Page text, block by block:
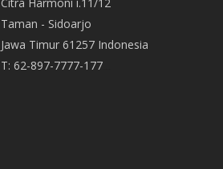
Taman - Sidoarjo
Jawa Timur 61257 Indonesia
T: 62-897-7777-177